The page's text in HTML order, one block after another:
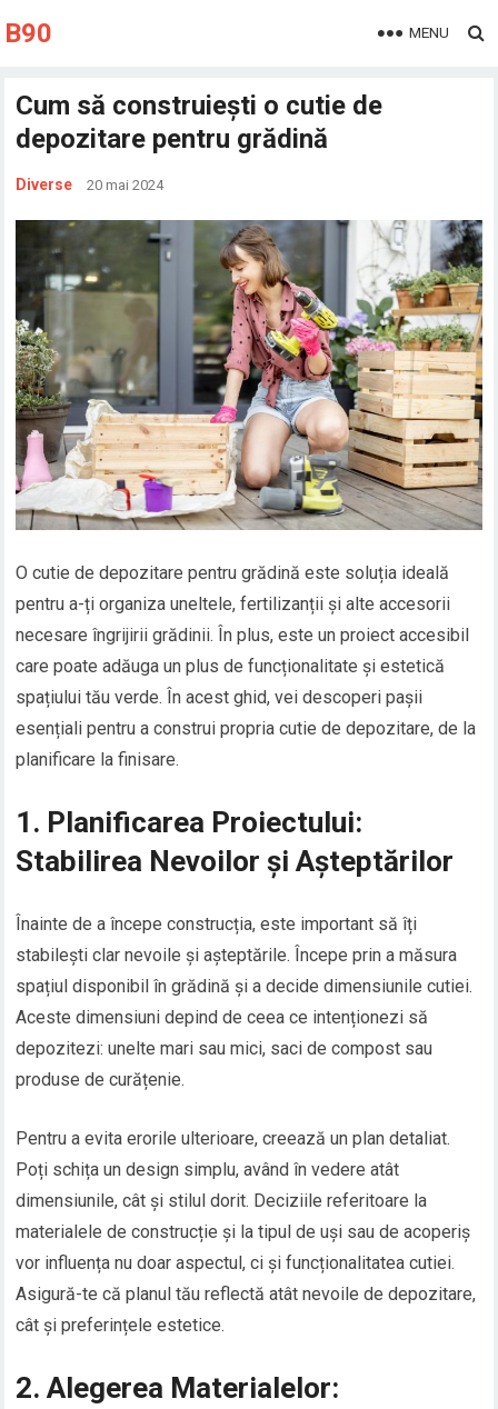
B90 MENU
Cum să construiești o cutie de
depozitare pentru grădină
Diverse 20 mai 2024
O cutie de depozitare pentru grădină este soluția ideală
pentru a-ți organiza uneltele, fertilizanții și alte accesorii
necesare îngrijirii grădinii. În plus, este un proiect accesibil
care poate adăuga un plus de funcționalitate și estetică
spațiului tău verde. În acest ghid, vei descoperi pașii
esențiali pentru a construi propria cutie de depozitare, de la
planificare la finisare.
1. Planificarea Proiectului:
Stabilirea Nevoilor și Așteptărilor
Înainte de a începe construcția, este important să îți
stabilești clar nevoile și așteptările. Începe prin a măsura
spațiul disponibil în grădină și a decide dimensiunile cutiei.
Aceste dimensiuni depind de ceea ce intenționezi să
depozitezi: unelte mari sau mici, saci de compost sau
produse de curățenie.
Pentru a evita erorile ulterioare, creează un plan detaliat.
Poți schița un design simplu, având în vedere atât
dimensiunile, cât și stilul dorit. Deciziile referitoare la
materialele de construcție și la tipul de uși sau de acoperiș
vor influența nu doar aspectul, ci și funcționalitatea cutiei.
Asigură-te că planul tău reflectă atât nevoile de depozitare,
cât și preferințele estetice.
2. Alegerea Materialelor: